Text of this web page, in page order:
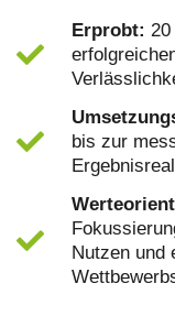
Erprobt:
bis zur
Nutzen und